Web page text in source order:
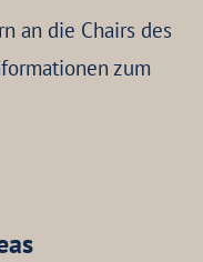
an die Chairs des
zum